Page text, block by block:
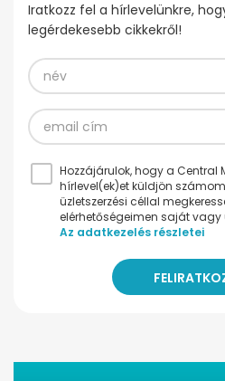
Iratkozz fel a hírlevelünkre,
legérdekesebb cikkekről!
Hozzájárulok, hogy a Central
hírlevel(ek)et küldjön
üzletszerzési céllal
elérhetőségeimen saját
Az adatkezelés részletei